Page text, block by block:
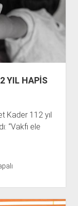
YIL HAPİS
Kader 112 yıl
“Vakfı ele